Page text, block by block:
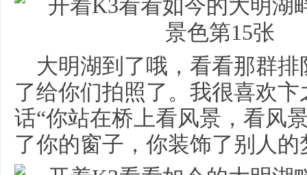
大明湖到了哦，看看那群
了给你们拍照了。我很喜欢
话“你站在桥上看风景，看风
了你的窗子，你装饰了别人